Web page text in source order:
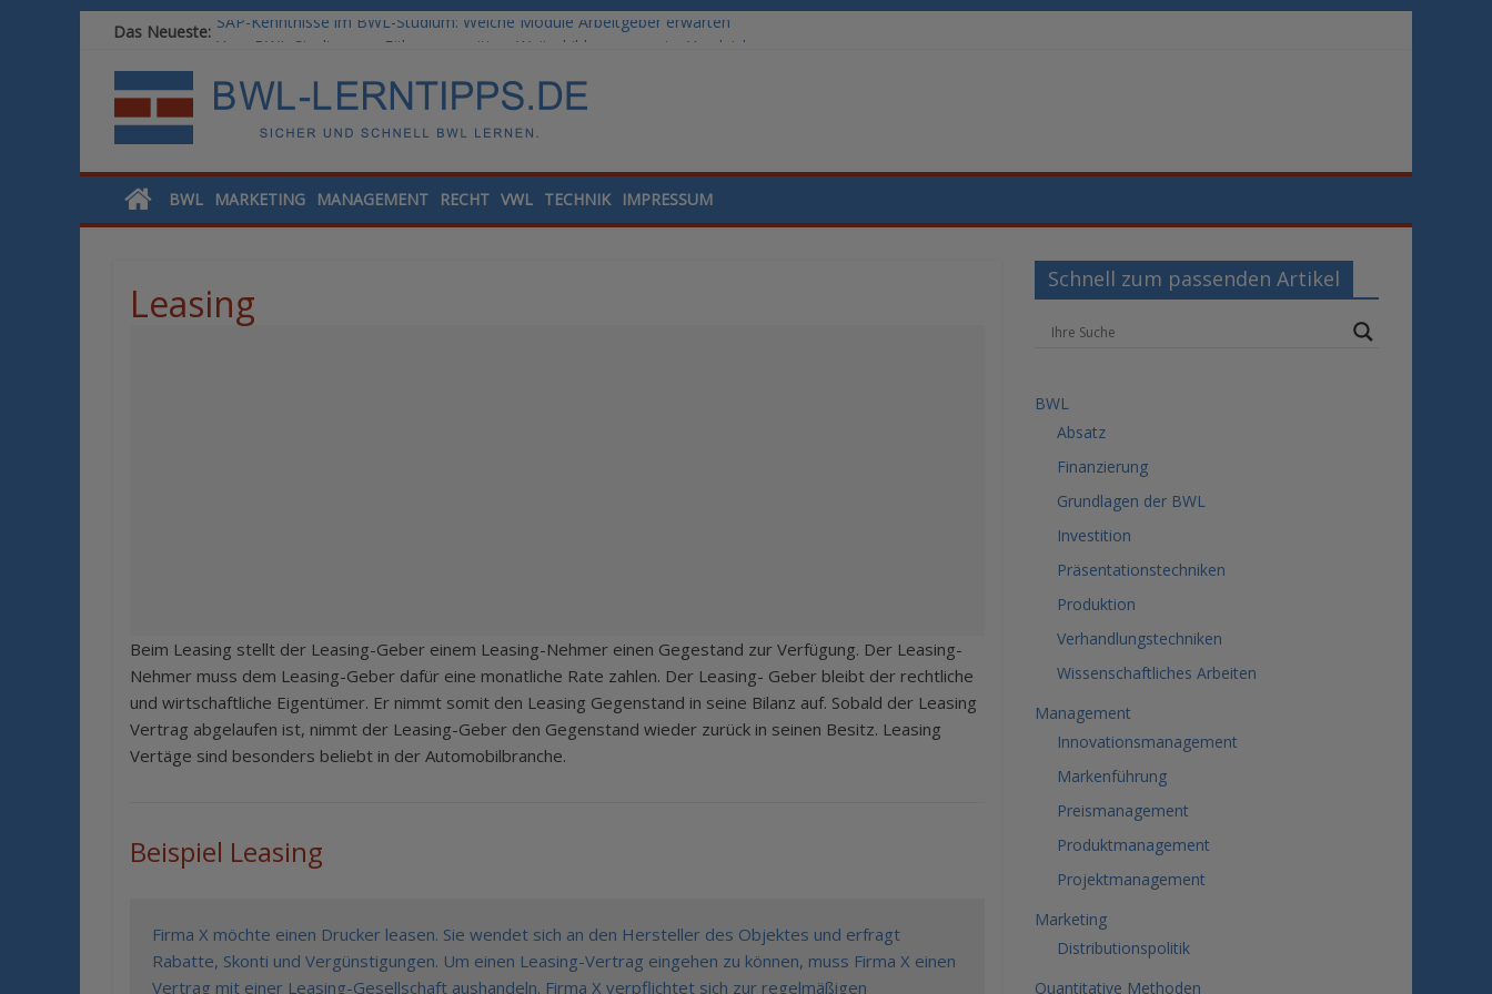
Das Neueste:
SAP-Kenntnisse im BWL-Studium: Welche Module Arbeitgeber erwarten
Vom BWL-Studium zur Führungsposition: Weiterbildungswege im Vergleich
KI-Kompetenz im BWL-Studium: Controlling und Datenanalyse verstehen
Methoden der Personalentwicklung: Blended Learning versus klassische Präsenzschulung im Vergleich
BWL MARKETING MANAGEMENT RECHT VWL TECHNIK IMPRESSUM
Leasing
Beim Leasing stellt der Leasing-Geber einem Leasing-Nehmer einen Gegestand zur Verfügung. Der Leasing-
Nehmer muss dem Leasing-Geber dafür eine monatliche Rate zahlen. Der Leasing- Geber bleibt der rechtliche
und wirtschaftliche Eigentümer. Er nimmt somit den Leasing Gegenstand in seine Bilanz auf. Sobald der Leasing
Vertrag abgelaufen ist, nimmt der Leasing-Geber den Gegenstand wieder zurück in seinen Besitz. Leasing
Vertäge sind besonders beliebt in der Automobilbranche.
Beispiel Leasing
Firma X möchte einen Drucker leasen. Sie wendet sich an den Hersteller des Objektes und erfragt
Rabatte, Skonti und Vergünstigungen. Um einen Leasing-Vertrag eingehen zu können, muss Firma X einen
Vertrag mit einer Leasing-Gesellschaft aushandeln. Firma X verpflichtet sich zur regelmäßigen
Schnell zum passenden Artikel
BWL
Absatz
Finanzierung
Grundlagen der BWL
Investition
Präsentationstechniken
Produktion
Verhandlungstechniken
Wissenschaftliches Arbeiten
Management
Innovationsmanagement
Markenführung
Preismanagement
Produktmanagement
Projektmanagement
Marketing
Distributionspolitik
Quantitative Methoden